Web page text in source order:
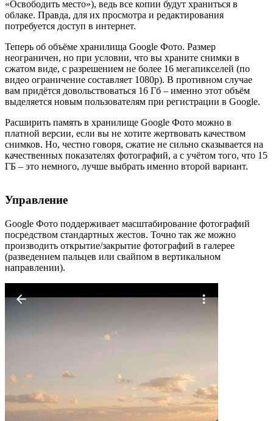
«Освободить место»), ведь все копии будут храниться в
облаке. Правда, для их просмотра и редактирования
потребуется доступ в интернет.
Теперь об объёме хранилища Google Фото. Размер
неограничен, но при условии, что вы храните снимки в
сжатом виде, с разрешением не более 16 мегапикселей (по
видео ограничение составляет 1080p). В противном случае
вам придётся довольствоваться 16 Гб – именно этот объём
выделяется новым пользователям при регистрации в Google.
Расширить память в хранилище Google Фото можно в
платной версии, если вы не хотите жертвовать качеством
снимков. Но, честно говоря, сжатие не сильно сказывается на
качественных показателях фотографий, а с учётом того, что 15
ГБ – это немного, лучше выбрать именно второй вариант.
Управление
Google Фото поддерживает масштабирование фотографий
посредством стандартных жестов. Точно так же можно
производить открытие/закрытие фотографий в галерее
(разведением пальцев или свайпом в вертикальном
направлении).